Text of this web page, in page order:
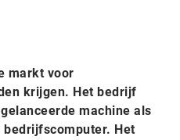
markt voor
krijgen. Het bedrijf
machine als
bedrijfscomputer. Het